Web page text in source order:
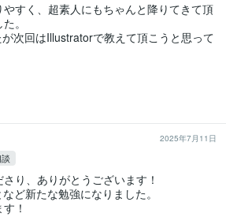
すく、超素人にもちゃんと降りてきて頂
。
次回はIllustratorで教えて頂こうと思って
2025年7月11日
り、ありがとうございます！
ど新たな勉強になりました。
！